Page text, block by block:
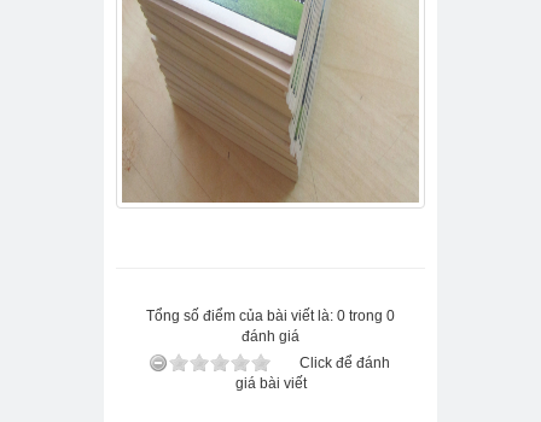
Tổng số điểm của bài viết là: 0 trong 0
đánh giá
Click để đánh
giá bài viết